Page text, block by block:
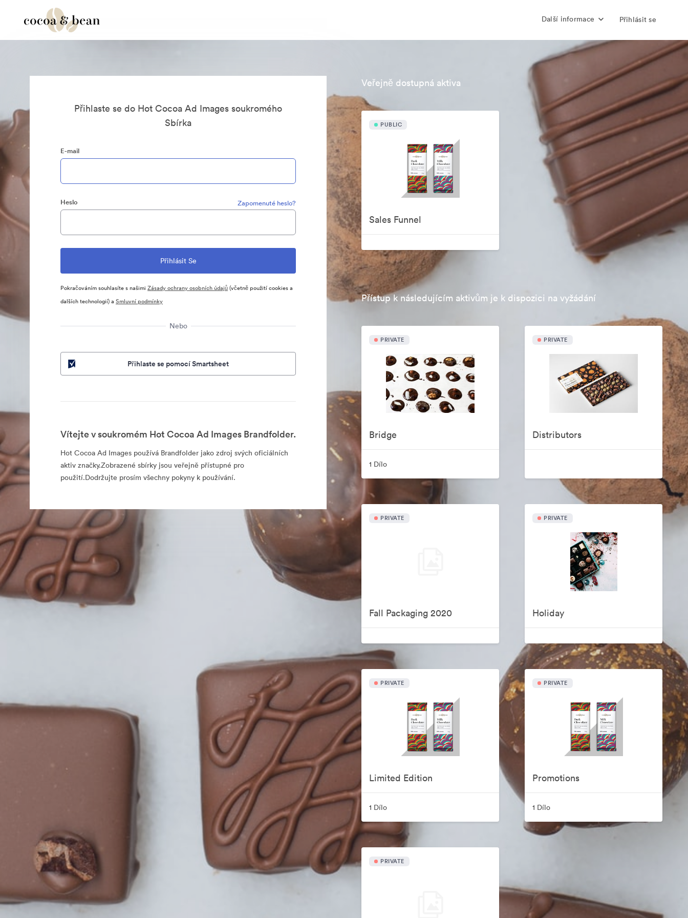
Další informace Přihlásit se
Přihlaste se do Hot Cocoa Ad Images soukromého
Sbírka
E-mail
Heslo Zapomenuté heslo?
Pokračováním souhlasíte s našimiZásady ochrany osobních údajů(včetně použití cookies a
dalších technologií) aSmluvní podmínky
Nebo
Přihlaste se pomocí Smartsheet
Vítejte v soukromém Hot Cocoa Ad Images Brandfolder.
Hot Cocoa Ad Images používá Brandfolder jako zdroj svých oficiálních
aktiv značky.Zobrazené sbírky jsou veřejně přístupné pro
použití.Dodržujte prosím všechny pokyny k používání.
Veřejně dostupná aktiva
PUBLIC
Sales Funnel
Přístup k následujícím aktivům je k dispozici na vyžádání
PRIVATE
Bridge
1 Dílo
PRIVATE
Distributors
PRIVATE
Fall Packaging 2020
PRIVATE
Holiday
PRIVATE
Limited Edition
1 Dílo
PRIVATE
Promotions
1 Dílo
PRIVATE